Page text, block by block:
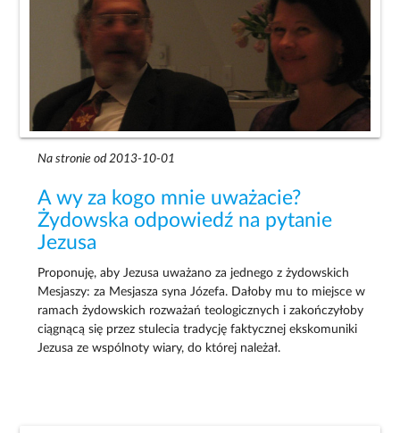
Na stronie od 2013-10-01
A wy za kogo mnie uważacie?
Żydowska odpowiedź na pytanie
Jezusa
Proponuję, aby Jezusa uważano za jednego z żydowskich
Mesjaszy: za Mesjasza syna Józefa. Dałoby mu to miejsce w
ramach żydowskich rozważań teologicznych i zakończyłoby
ciągnącą się przez stulecia tradycję faktycznej ekskomuniki
Jezusa ze wspólnoty wiary, do której należał.